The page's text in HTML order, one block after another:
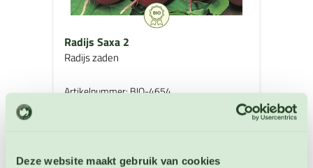
Deze website maakt gebruik van cookies
Radijs Saxa 2
Radijs zaden
Artikelnummer: BIO-4654